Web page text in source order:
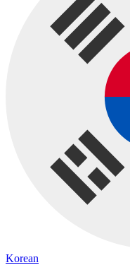
Korean